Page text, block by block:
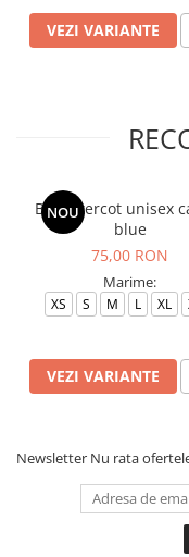
VEZI VARIANTE
NOU
Bluza tercot unisex
blue
75,00 RON
Marime:
XS S M L XL
VEZI VARIANTE
Newsletter Nu rata